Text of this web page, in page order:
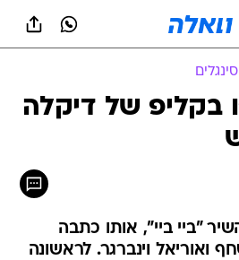
בקליפ של דיקלה
"ביי ביי", אותו כתבה
ואוריאל וינברגר. לראשונה